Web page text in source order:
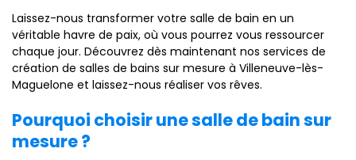
Laissez-nous transformer votre salle de bain en un
véritable havre de paix, où vous pourrez vous ressourcer
chaque jour. Découvrez dès maintenant nos services de
création de salles de bains sur mesure à Villeneuve-lès-
Maguelone et laissez-nous réaliser vos rêves.
Pourquoi choisir une salle de bain sur
mesure ?